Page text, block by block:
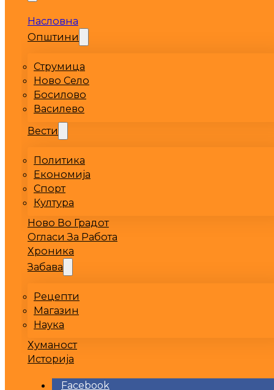
Насловна
Општини
Струмица
Ново Село
Босилово
Василево
Вести
Политика
Економија
Спорт
Култура
Ново Во Градот
Огласи За Работа
Хроника
Забава
Рецепти
Магазин
Наука
Хуманост
Историја
Facebook